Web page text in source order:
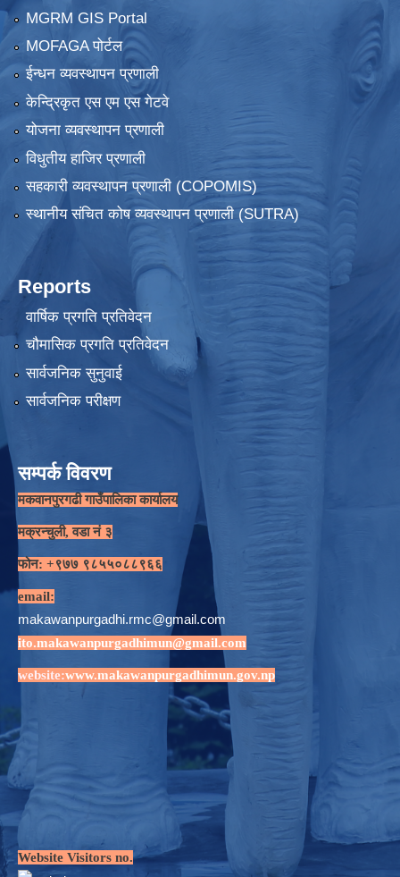
MGRM GIS Portal
MOFAGA पोर्टल
ईन्धन व्यवस्थापन प्रणाली
केन्द्रिकृत एस एम एस गेटवे
योजना व्यवस्थापन प्रणाली
विधुतीय हाजिर प्रणाली
सहकारी व्यवस्थापन प्रणाली (COPOMIS)
स्थानीय संचित कोष व्यवस्थापन प्रणाली (SUTRA)
Reports
वार्षिक प्रगति प्रतिवेदन
चौमासिक प्रगति प्रतिवेदन
सार्वजनिक सुनुवाई
सार्वजनिक परीक्षण
सम्पर्क विवरण
मकवानपुरगढी गाउँपालिका कार्यालय
मक्रन्चुली, वडा नं ३
फोन: +९७७ ९८५५०८८९६६
email:
makawanpurgadhi.rmc@gmail.com
ito.makawanpurgadhimun@gmail.com
website:www.makawanpurgadhimun.gov.np
Website Visitors no.